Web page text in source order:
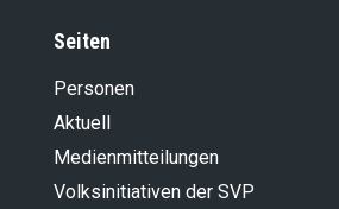
Seiten
Personen
Aktuell
Medienmitteilungen
Volksinitiativen der SVP